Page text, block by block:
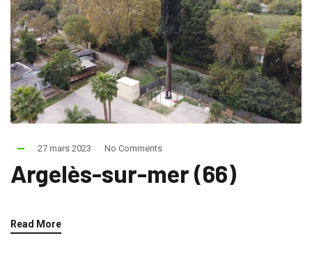
27 mars 2023 No Comments
Argelès-sur-mer (66)
Read More